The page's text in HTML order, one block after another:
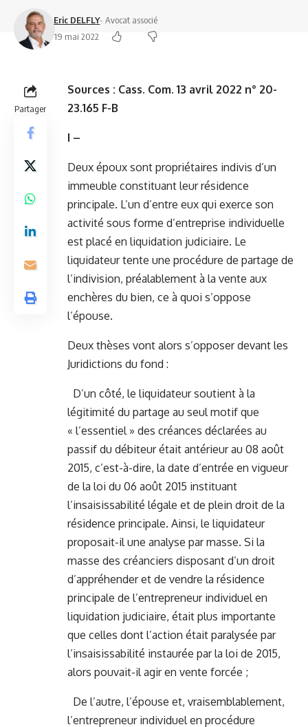
Eric DELFLY- Avocat associé
19 mai 2022
Partager
Sources : Cass. Com. 13 avril 2022 n° 20-
23.165 F-B
I –
Deux époux sont propriétaires indivis d’un
immeuble constituant leur résidence
principale. L’un d’entre eux qui exerce son
activité sous forme d’entreprise individuelle
est placé en liquidation judiciaire. Le
liquidateur tente une procédure de partage de
l’indivision, préalablement à la vente aux
enchères du bien, ce à quoi s’oppose
l’épouse.
Deux thèses vont alors s’opposer devant les
Juridictions du fond :
D’un côté, le liquidateur soutient à la
légitimité du partage au seul motif que
« l’essentiel » des créances déclarées au
passif du débiteur était antérieur au 08 août
2015, c’est-à-dire, la date d’entrée en vigueur
de la loi du 06 août 2015 instituant
l’insaisissabilité légale et de plein droit de la
résidence principale. Ainsi, le liquidateur
proposait-il une analyse par masse. Si la
masse des créanciers disposant d’un droit
d’appréhender et de vendre la résidence
principale de l’entrepreneur individuel en
liquidation judiciaire, était plus importante
que celles dont l’action était paralysée par
l’insaisissabilité instaurée par la loi de 2015,
alors pouvait-il agir en vente forcée ;
De l’autre, l’épouse et, vraisemblablement,
l’entrepreneur individuel en procédure